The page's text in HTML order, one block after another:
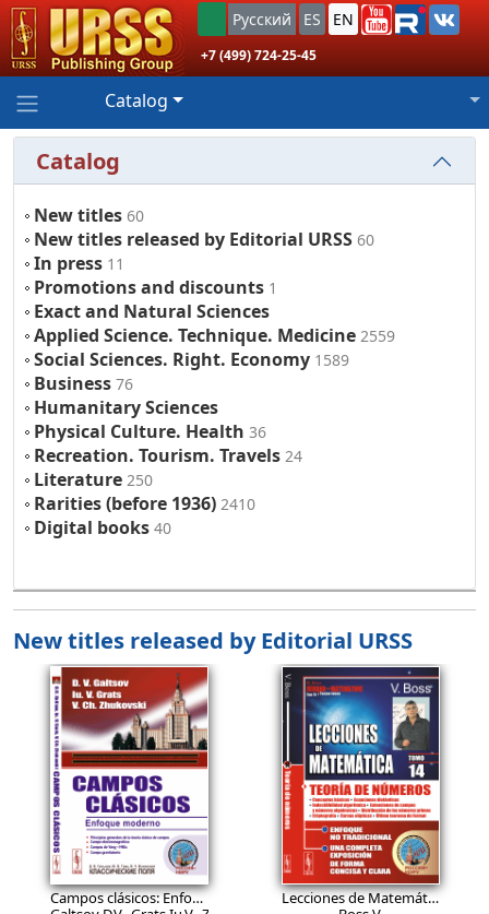
Русский ES EN
+7 (499) 724-25-45
Catalog
Catalog
New titles 60
New titles released by Editorial URSS 60
In press 11
Promotions and discounts 1
Exact and Natural Sciences
Applied Science. Technique. Medicine 2559
Social Sciences. Right. Economy 1589
Business 76
Humanitary Sciences
Physical Culture. Health 36
Recreation. Tourism. Travels 24
Literature 250
Rarities (before 1936) 2410
Digital books 40
New titles released by Editorial URSS
27.9EUR
Campos clásicos: Enfoque moderno.
Ed.2, corregida
26.9EUR
Lecciones de Matemática: Teoría de números. Conceptos básicos. Ecuaciones diofánticas. Indecidibilidad algorítmica. Extensiones de campos y números algebraicos. Distribución de los números primos. Criptografía. Curvas elípticas. Último teorema de Fermat.